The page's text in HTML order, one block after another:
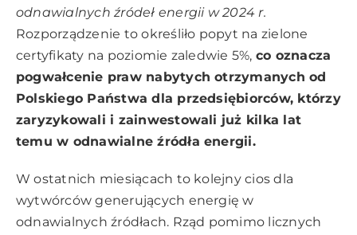
odnawialnych źródeł energii w 2024 r.
Rozporządzenie to określiło popyt na zielone
certyfikaty na poziomie zaledwie 5%, co oznacza
pogwałcenie praw nabytych otrzymanych od
Polskiego Państwa dla przedsiębiorców, którzy
zaryzykowali i zainwestowali już kilka lat
temu w odnawialne źródła energii.
W ostatnich miesiącach to kolejny cios dla
wytwórców generujących energię w
odnawialnych źródłach. Rząd pomimo licznych